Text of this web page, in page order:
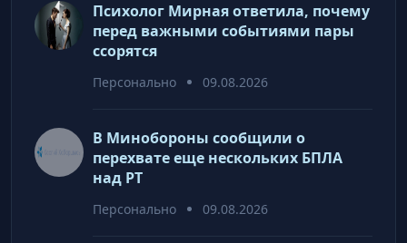
Психолог Мирная ответила, почему
перед важными событиями пары
ссорятся
Персонально 09.08.2026
В Минобороны сообщили о
перехвате еще нескольких БПЛА
над РТ
Персонально 09.08.2026